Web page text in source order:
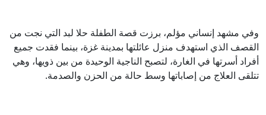
وفي مشهد إنساني مؤلم، برزت قصة الطفلة حلا لبد التي نجت من
القصف الذي استهدف منزل عائلتها بمدينة غزة، بينما فقدت جميع
أفراد أسرتها في الغارة، لتصبح الناجية الوحيدة من بين ذويها، وهي
تتلقى العلاج من إصاباتها وسط حالة من الحزن والصدمة.